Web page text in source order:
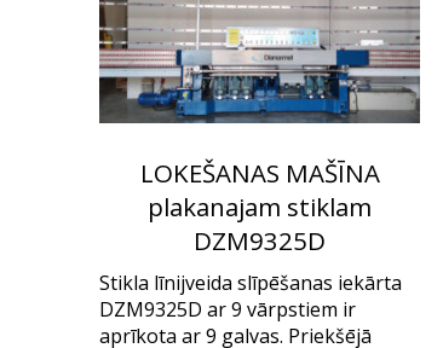
LOKEŠANAS MAŠĪNA
plakanajam stiklam
DZM9325D
Stikla līnijveida slīpēšanas iekārta
DZM9325D ar 9 vārpstiem ir
aprīkota ar 9 galvas. Priekšējā